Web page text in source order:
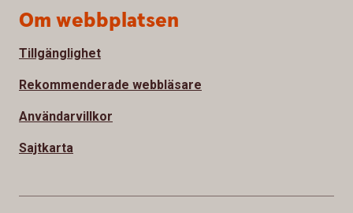
Om webbplatsen
Tillgänglighet
Rekommenderade webbläsare
Användarvillkor
Sajtkarta